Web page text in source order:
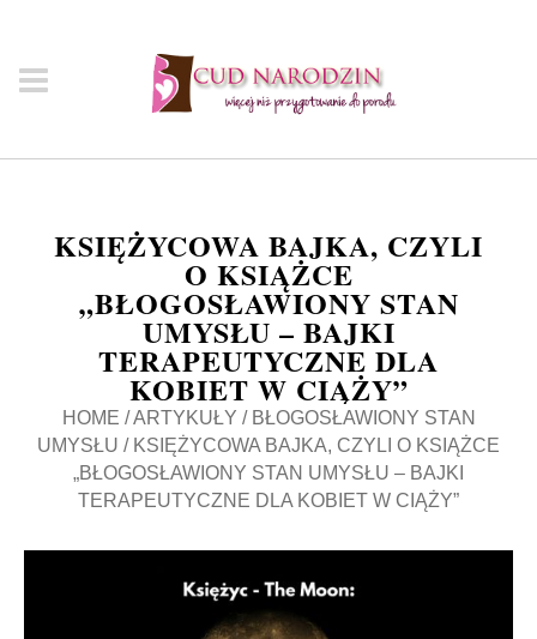
KSIĘŻYCOWA BAJKA, CZYLI
O KSIĄŻCE
„BŁOGOSŁAWIONY STAN
UMYSŁU – BAJKI
TERAPEUTYCZNE DLA
KOBIET W CIĄŻY”
HOME / ARTYKUŁY / BŁOGOSŁAWIONY STAN
UMYSŁU / KSIĘŻYCOWA BAJKA, CZYLI O KSIĄŻCE
„BŁOGOSŁAWIONY STAN UMYSŁU – BAJKI
TERAPEUTYCZNE DLA KOBIET W CIĄŻY”